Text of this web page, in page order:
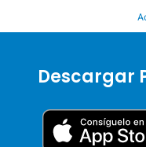
Descargar